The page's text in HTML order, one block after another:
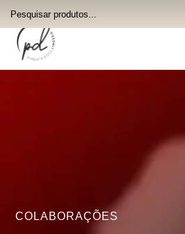
COLABORAÇÕES